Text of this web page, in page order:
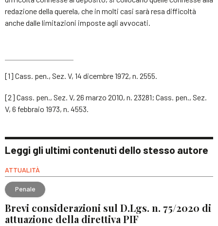
redazione della querela, che in molti casi sarà resa difficoltà
anche dalle limitazioni imposte agli avvocati.
[1] Cass. pen., Sez. V, 14 dicembre 1972, n. 2555.
[2] Cass. pen., Sez. V, 26 marzo 2010, n. 23281; Cass. pen., Sez.
V, 6 febbraio 1973, n. 4553.
Leggi gli ultimi contenuti dello stesso autore
ATTUALITÀ
Penale
Brevi considerazioni sul D.Lgs. n. 75/2020 di
attuazione della direttiva PIF